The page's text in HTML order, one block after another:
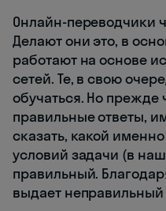
Онлайн-переводчики
Делают они это, в
работают на основе
сетей. Те, в свою
обучаться. Но прежде
правильные ответы,
сказать, какой
условий задачи (в
правильный.
выдает неправильный